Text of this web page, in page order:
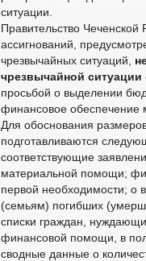
ситуации.
Правительство Чеченской
ассигнований,
чрезвычайных ситуаций,
чрезвычайной ситуации
просьбой о выделении
финансовое обеспечение
Для обоснования
подготавливаются
соответствующие
материальной помощи;
первой необходимости; о
(семьям) погибших
списки граждан,
финансовой помощи, в
сводные данные о